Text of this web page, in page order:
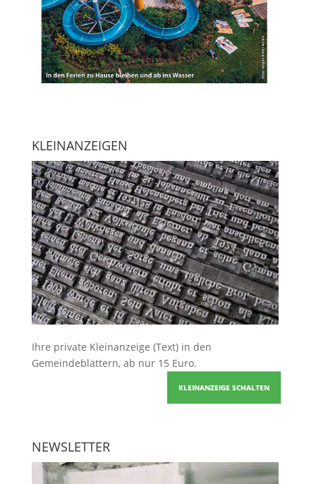
KLEINANZEIGEN
Ihre private Kleinanzeige (Text) in den
Gemeindeblättern, ab nur 15 Euro.
KLEINANZEIGE SCHALTEN
NEWSLETTER